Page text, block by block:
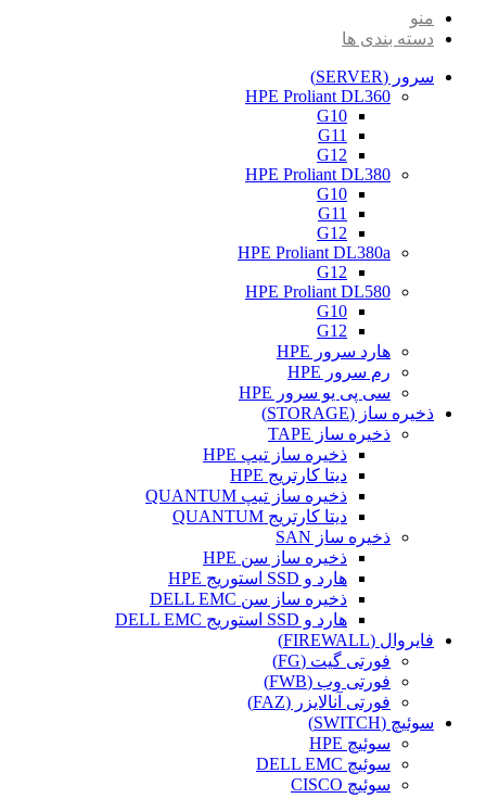
منو
دسته بندی ها
سرور (SERVER)
HPE Proliant DL360
G10
G11
G12
HPE Proliant DL380
G10
G11
G12
HPE Proliant DL380a
G12
HPE Proliant DL580
G10
G12
هارد سرور HPE
رم سرور HPE
سی پی یو سرور HPE
ذخیره ساز (STORAGE)
ذخیره ساز TAPE
ذخیره ساز تیپ HPE
دیتا کارتریج HPE
ذخیره ساز تیپ QUANTUM
دیتا کارتریج QUANTUM
ذخیره ساز SAN
ذخیره ساز سن HPE
هارد و SSD استوریج HPE
ذخیره ساز سن DELL EMC
هارد و SSD استوریج DELL EMC
فایروال (FIREWALL)
فورتی گیت (FG)
فورتی وب (FWB)
فورتی آنالایزر (FAZ)
سوئیچ (SWITCH)
سوئیچ HPE
سوئیچ DELL EMC
سوئیچ CISCO